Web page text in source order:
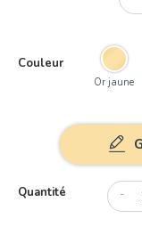
Couleur
Or jaune
Quantité -